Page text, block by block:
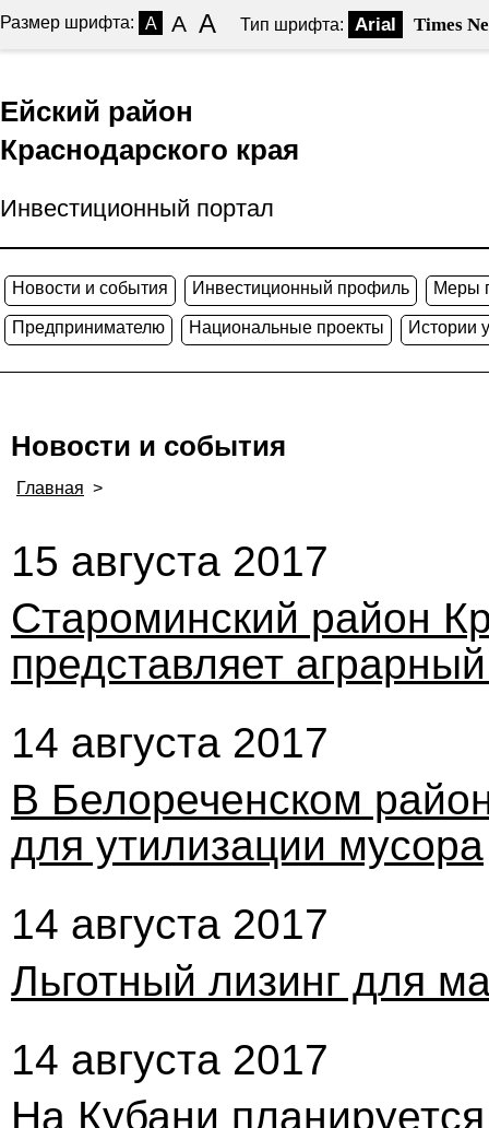
Размер шрифта: A A A Тип шрифта: Arial Times
Ейский район
Краснодарского края
Инвестиционный портал
Новости и события Инвестиционный профиль Меры
Предпринимателю Национальные проекты Истории
Новости и события
Главная >
15 августа 2017
Староминский район
представляет
14 августа 2017
В Белореченском
для утилизации мусора
14 августа 2017
Льготный лизинг для
14 августа 2017
На Кубани